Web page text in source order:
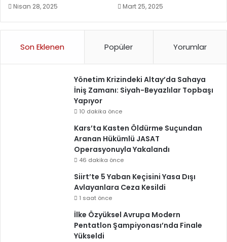
Nisan 28, 2025 Mart 25, 2025
Son Eklenen Popüler Yorumlar
Yönetim Krizindeki Altay’da Sahaya
İniş Zamanı: Siyah-Beyazlılar Topbaşı
Yapıyor
10 dakika önce
Kars’ta Kasten Öldürme Suçundan
Aranan Hükümlü JASAT
Operasyonuyla Yakalandı
46 dakika önce
Siirt’te 5 Yaban Keçisini Yasa Dışı
Avlayanlara Ceza Kesildi
1 saat önce
İlke Özyüksel Avrupa Modern
Pentatlon Şampiyonası’nda Finale
Yükseldi